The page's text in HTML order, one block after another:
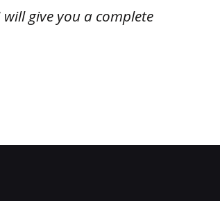
give you a complete